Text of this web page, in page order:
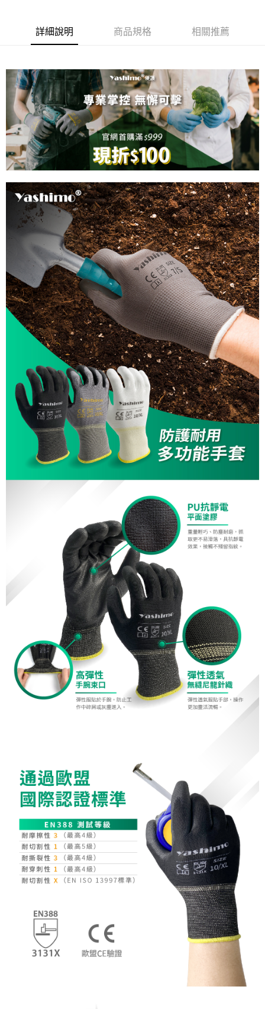
每筆NT$60，滿NT$599(含以上)免運費
7-11取貨付款
每筆NT$60，滿NT$599(含以上)免運費
宅配
每筆NT$100，滿NT$1,099(含以上)免運費
詳細說明 商品規格 相關推薦